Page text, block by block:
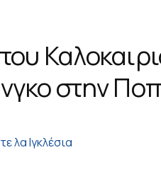
στην
λα Ιγκλέσια